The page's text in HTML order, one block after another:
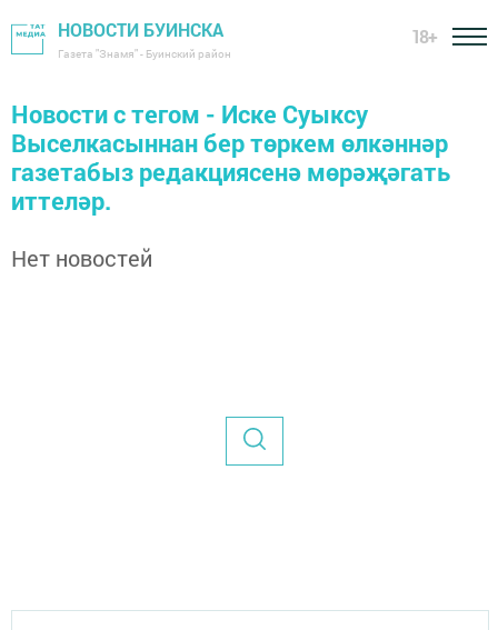
НОВОСТИ БУИНСКА
Газета "Знамя" - Буинский район
18+
Новости с тегом - Иске Суыксу
Выселкасыннан бер төркем өлкәннәр
газетабыз редакциясенә мөрәҗәгать
иттеләр.
Нет новостей